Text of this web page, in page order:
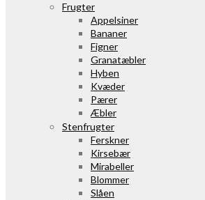
Frugter
Appelsiner
Bananer
Figner
Granatæbler
Hyben
Kvæder
Pærer
Æbler
Stenfrugter
Ferskner
Kirsebær
Mirabeller
Blommer
Slåen